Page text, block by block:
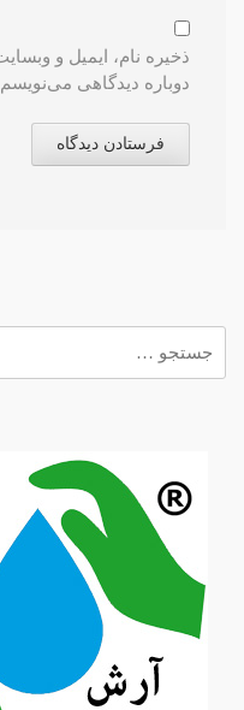
ذخیره نام، ایمیل و
دوباره دیدگاهی
برای: